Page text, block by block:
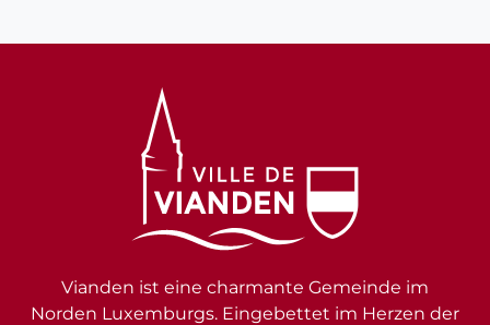
Vianden ist eine charmante Gemeinde im
Norden Luxemburgs. Eingebettet im Herzen der